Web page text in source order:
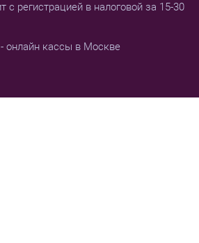
с регистрацией в налоговой за 15-30
онлайн кассы в Москве